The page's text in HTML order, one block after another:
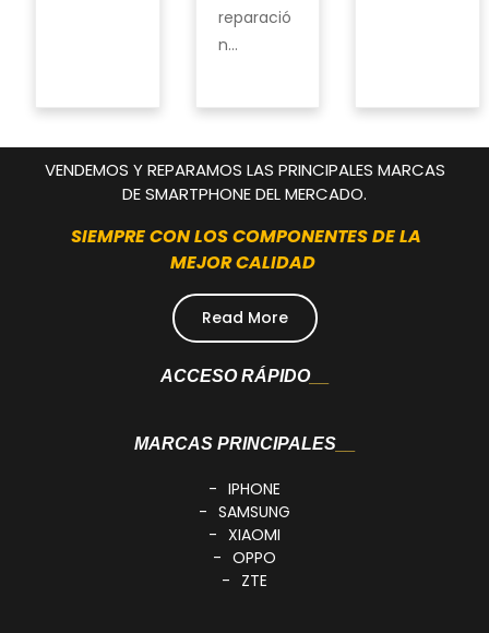
reparació
n…
VENDEMOS Y REPARAMOS LAS PRINCIPALES MARCAS
DE SMARTPHONE DEL MERCADO.
SIEMPRE CON LOS COMPONENTES DE LA
MEJOR CALIDAD
Read More
ACCESO RÁPIDO
MARCAS PRINCIPALES
IPHONE
SAMSUNG
XIAOMI
OPPO
ZTE